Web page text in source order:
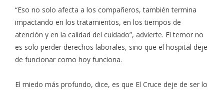
“Eso no solo afecta a los compañeros, también termina
impactando en los tratamientos, en los tiempos de
atención y en la calidad del cuidado”, advierte. El temor no
es solo perder derechos laborales, sino que el hospital deje
de funcionar como hoy funciona.
El miedo más profundo, dice, es que El Cruce deje de ser lo